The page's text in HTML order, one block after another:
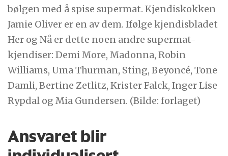
bølgen med å spise supermat. Kjendiskokken
Jamie Oliver er en av dem. Ifølge kjendisbladet
Her og Nå er dette noen andre supermat-
kjendiser: Demi More, Madonna, Robin
Williams, Uma Thurman, Sting, Beyoncé, Tone
Damli, Bertine Zetlitz, Krister Falck, Inger Lise
Rypdal og Mia Gundersen. (Bilde: forlaget)
Ansvaret blir